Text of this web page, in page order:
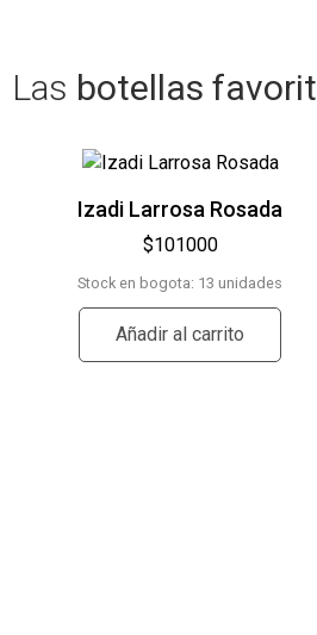
Las botellas
Izadi Larrosa Rosada
$101000
Stock en bogota: 13 unidades
Añadir al carrito